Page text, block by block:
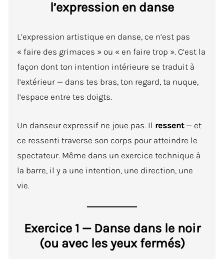
l’expression en danse
L’expression artistique en danse, ce n’est pas
« faire des grimaces » ou « en faire trop ». C’est la
façon dont ton intention intérieure se traduit à
l’extérieur — dans tes bras, ton regard, ta nuque,
l’espace entre tes doigts.
Un danseur expressif ne joue pas. Il ressent— et
ce ressenti traverse son corps pour atteindre le
spectateur. Même dans un exercice technique à
la barre, il y a une intention, une direction, une
vie.
Exercice 1 — Danse dans le noir
(ou avec les yeux fermés)